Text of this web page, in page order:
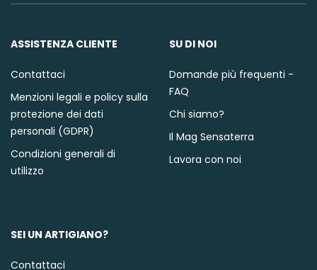
ASSISTENZA CLIENTE
Contattaci
Menzioni legali e policy sulla
protezione dei dati
personali (GDPR)
Condizioni generali di
utilizzo
SU DI NOI
Domande più frequenti -
FAQ
Chi siamo?
Il Mag Sensaterra
Lavora con noi
SEI UN ARTIGIANO?
Contattaci